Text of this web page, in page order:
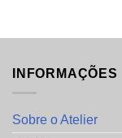
INFORMAÇÕES
Sobre o Atelier